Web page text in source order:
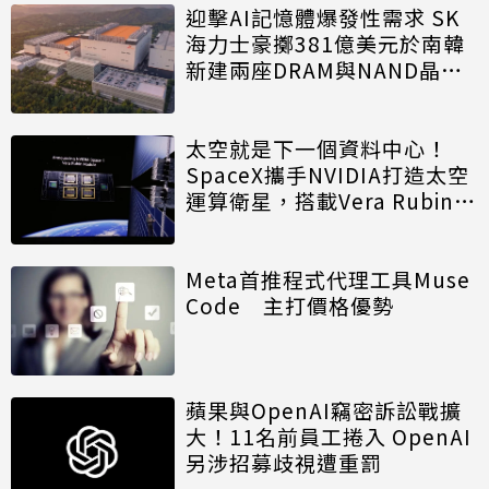
迎擊AI記憶體爆發性需求 SK
海力士豪擲381億美元於南韓
新建兩座DRAM與NAND晶圓
太空就是下一個資料中心！
SpaceX攜手NVIDIA打造太空
運算衛星，搭載Vera Rubin運
Meta首推程式代理工具Muse
Code 主打價格優勢
蘋果與OpenAI竊密訴訟戰擴
大！11名前員工捲入 OpenAI
另涉招募歧視遭重罰